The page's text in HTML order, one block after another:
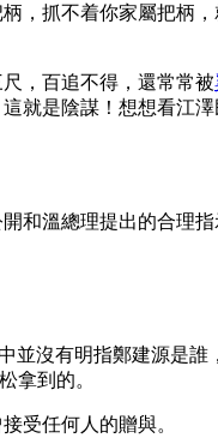
，抓不着你家屬把柄
，百追不得，還常常被
就是陰謀！想想看江
和溫總理提出的合理指
沒有明指鄭建源是誰
拿到的。
受任何人的贈與。